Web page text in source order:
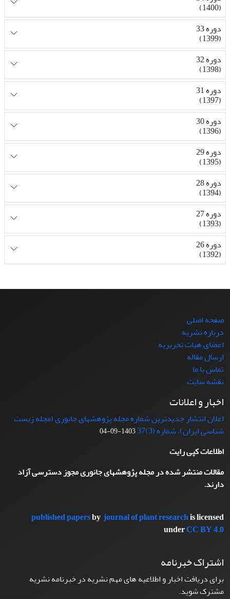
(1400)
دوره 33
(1399)
دوره 32
(1398)
دوره 31
(1397)
دوره 30
(1396)
دوره 29
(1395)
دوره 28
(1394)
دوره 27
(1393)
دوره 26
(1392)
صفحه اصلی
درباره نشریه
اعضای هیات تحریریه
ارسال مقاله
تماس با ما
نقشه سایت
اخبار و اعلانات
اعلان انتشار جدیدترین شماره مجله پژوهشهای جانوری (مجله زیست
شناسی ایران)، شماره (3)37
1403-09-04
اطلاعات کپی رایت
مقالات منتشر شده در مجله پژوهشهای جانوری مجوز دسترسی آزاد
دارند.
published papersbyjournal of plant researchis licensed
underCC BY 4.0
اشتراک خبرنامه
برای دریافت اخبار و اطلاعیه های مهم نشریه در خبرنامه نشریه
مشترک شوید.